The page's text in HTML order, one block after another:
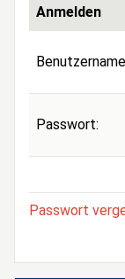
Anmelden
Passwort:
Passwort